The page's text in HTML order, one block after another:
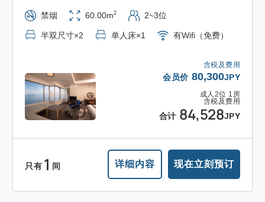
含税及费用
会员价 80,300JPY
成人 2位 1 房
含税及费用
合计 84,528JPY
禁烟 60.00m2 2~3位
半双尺寸×2 单人床×1 有Wifi（免费）
只有 1 间 详细内容 现在立刻预订